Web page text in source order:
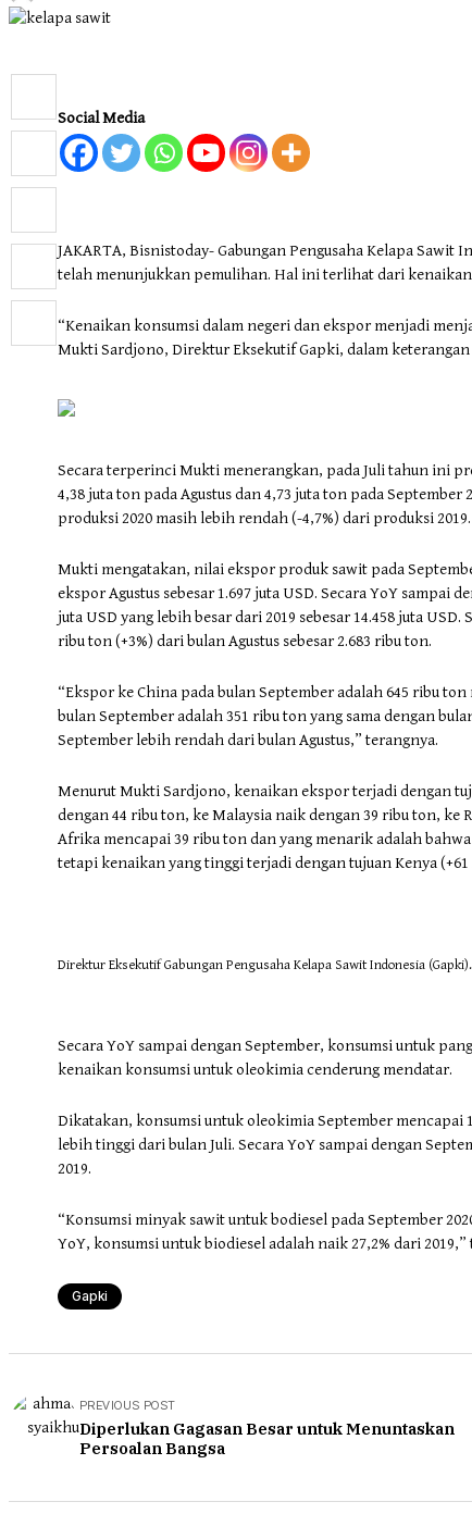
Energi
Lingkungan
Sport & Health
Social Media
JAKARTA, Bisnistoday- Gabungan Pengusaha Kelapa
telah menunjukkan pemulihan. Hal ini terlihat dari
“Kenaikan konsumsi dalam negeri dan ekspor menjadi
Mukti Sardjono, Direktur Eksekutif Gapki, dalam keterangan
Secara terperinci Mukti menerangkan, pada Juli tahun ini
4,38 juta ton pada Agustus dan 4,73 juta ton pada
produksi 2020 masih lebih rendah (-4,7%) dari produksi 2019.
Mukti mengatakan, nilai ekspor produk sawit pada
ekspor Agustus sebesar 1.697 juta USD. Secara YoY sampai
juta USD yang lebih besar dari 2019 sebesar 14.458 juta
ribu ton (+3%) dari bulan Agustus sebesar 2.683 ribu ton.
“Ekspor ke China pada bulan September adalah 645 ribu
bulan September adalah 351 ribu ton yang sama dengan
September lebih rendah dari bulan Agustus,” terangnya.
Menurut Mukti Sardjono, kenaikan ekspor terjadi dengan
dengan 44 ribu ton, ke Malaysia naik dengan 39 ribu ton,
Afrika mencapai 39 ribu ton dan yang menarik adalah
tetapi kenaikan yang tinggi terjadi dengan tujuan Kenya
Direktur Eksekutif Gabungan Pengusaha Kelapa Sawit Indonesia (Gapki).
Secara YoY sampai dengan September, konsumsi untuk
kenaikan konsumsi untuk oleokimia cenderung mendatar.
Dikatakan, konsumsi untuk oleokimia September mencapai
lebih tinggi dari bulan Juli. Secara YoY sampai dengan
2019.
“Konsumsi minyak sawit untuk bodiesel pada September
YoY, konsumsi untuk biodiesel adalah naik 27,2% dari
Gapki
PREVIOUS POST
Diperlukan Gagasan Besar untuk Menuntaskan
Persoalan Bangsa